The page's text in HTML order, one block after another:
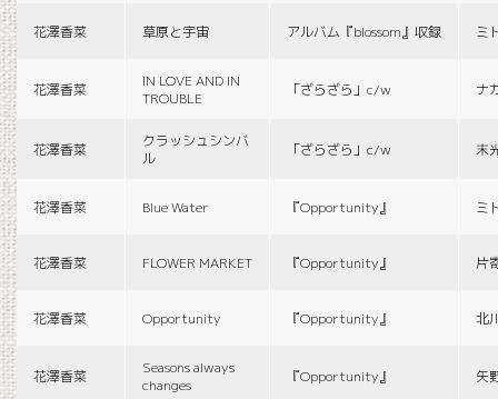
花澤香菜 草原と宇宙 アルバム『blossom』収録 ミ
花澤香菜
IN LOVE AND IN
TROUBLE
「ざらざら」c/w ナ
花澤香菜
クラッシュシンバ
ル
「ざらざら」c/w 末
花澤香菜 Blue Water 『Opportunity』 ミ
花澤香菜 FLOWER MARKET 『Opportunity』 片
花澤香菜 Opportunity 『Opportunity』 北
花澤香菜
Seasons always
changes
『Opportunity』 矢